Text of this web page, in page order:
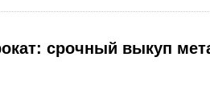
срочный выкуп